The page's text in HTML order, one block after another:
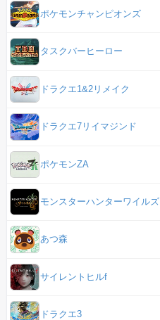
ポケモンチャンピオンズ
タスクバーヒーロー
ドラクエ1&2リメイク
ドラクエ7リイマジンド
ポケモンZA
モンスターハンターワイルズ
あつ森
サイレントヒルf
ドラクエ3